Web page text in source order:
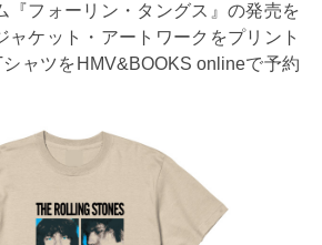
『フォーリン・タングス』の発売を
ャケット・アートワークをプリント
ャツをHMV&BOOKS onlineで予約